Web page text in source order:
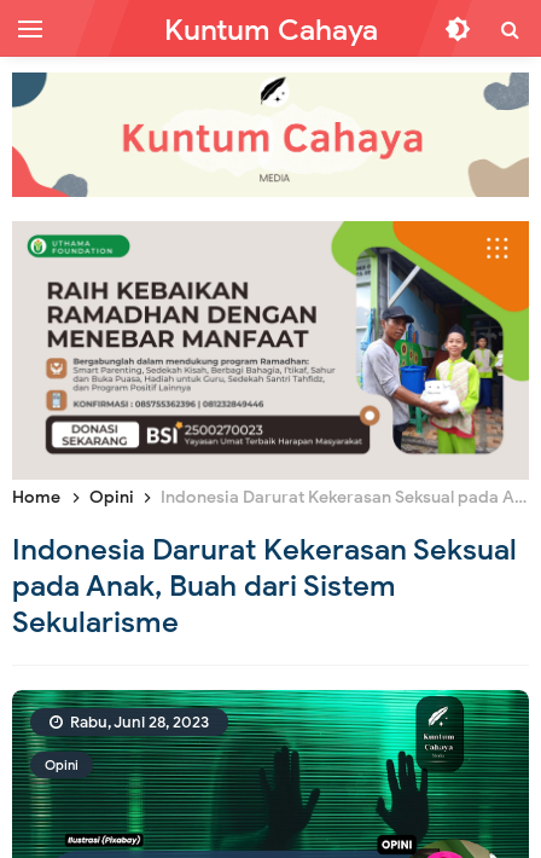
Kuntum Cahaya
Home Opini Indonesia Darurat Kekerasan Seksual pada Anak, Buah dari Sistem Sekularisme
Indonesia Darurat Kekerasan Seksual
pada Anak, Buah dari Sistem
Sekularisme
Opini
Rabu, Juni 28, 2023